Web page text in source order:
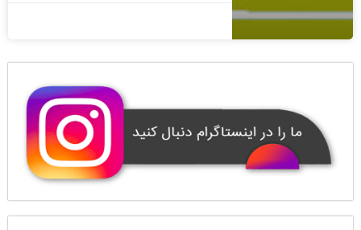
1400/08/06 1 دیدگاه